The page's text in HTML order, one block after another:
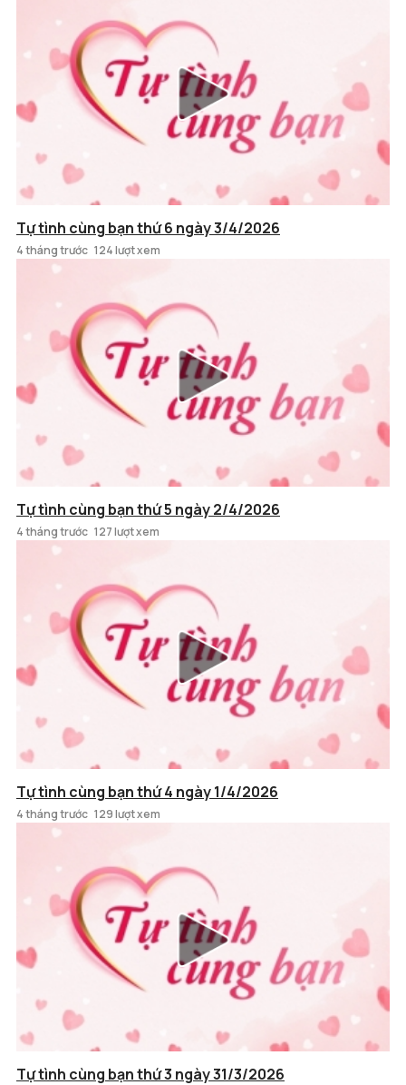
Tự tình cùng bạn thứ 6 ngày 3/4/2026
4 tháng trước 124 lượt xem
Tự tình cùng bạn thứ 5 ngày 2/4/2026
4 tháng trước 127 lượt xem
Tự tình cùng bạn thứ 4 ngày 1/4/2026
4 tháng trước 129 lượt xem
Tự tình cùng bạn thứ 3 ngày 31/3/2026